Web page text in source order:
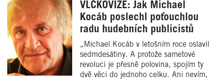
VLČKOVIZE: Jak Michael
Kocáb poslechl poťouchlou
radu hudebních publicistů
„Michael Kocáb v letošním roce oslavil
sedmdesátiny. A protože sametové
revoluci je přesně polovina, spojím ty
dvě věci do jednoho celku. Ani nevím,